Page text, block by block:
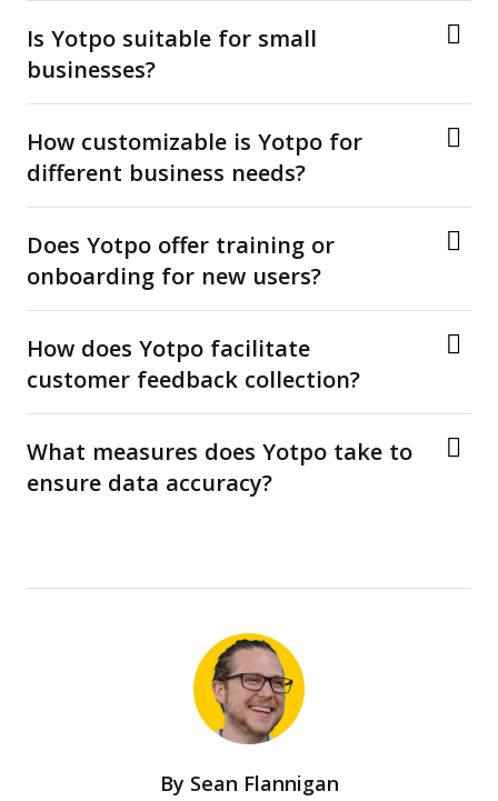
Is Yotpo suitable for small
businesses?
How customizable is Yotpo for
different business needs?
Does Yotpo offer training or
onboarding for new users?
How does Yotpo facilitate
customer feedback collection?
What measures does Yotpo take to
ensure data accuracy?
By Sean Flannigan